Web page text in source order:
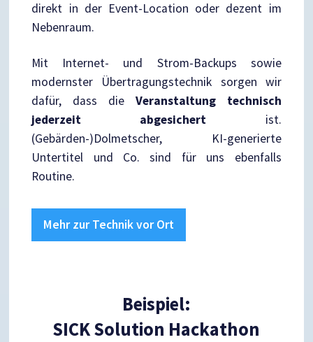
direkt in der Event-Location oder dezent im
Nebenraum.
Mit Internet- und Strom-Backups sowie
modernster Übertragungstechnik sorgen wir
dafür, dass die Veranstaltung technisch
jederzeit abgesichert ist.
(Gebärden-)Dolmetscher, KI-generierte
Untertitel und Co. sind für uns ebenfalls
Routine.
Mehr zur Technik vor Ort
Beispiel:
SICK Solution Hackathon